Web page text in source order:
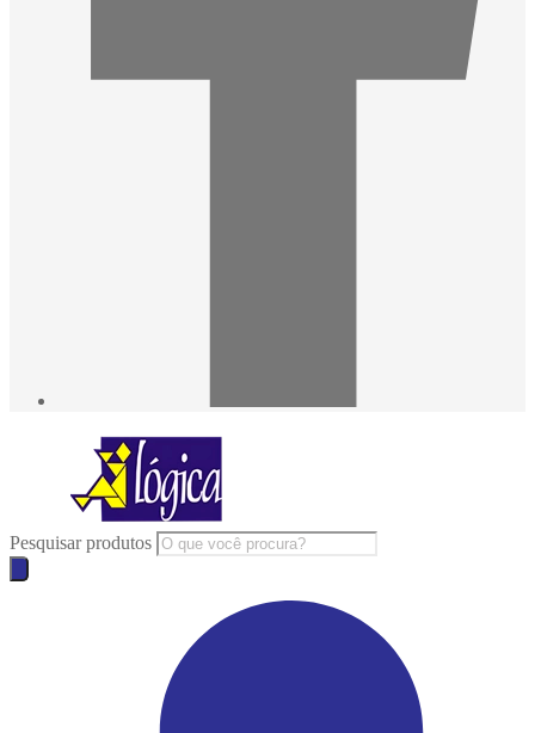
Pesquisar produtos